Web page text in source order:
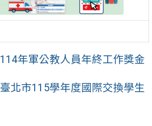
114年軍公教人員年終工作獎金
臺北市115學年度國際交換學生